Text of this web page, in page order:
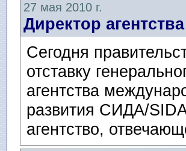
27 мая 2010 г.
Директор
Сегодня
отставку
агентства
развития СИДА/
агентство,